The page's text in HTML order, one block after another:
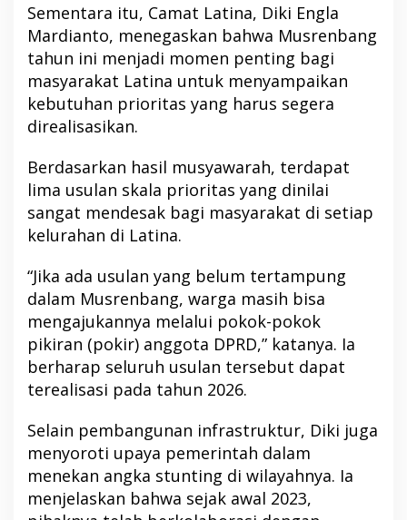
Sementara itu, Camat Latina, Diki Engla
Mardianto, menegaskan bahwa Musrenbang
tahun ini menjadi momen penting bagi
masyarakat Latina untuk menyampaikan
kebutuhan prioritas yang harus segera
direalisasikan.
Berdasarkan hasil musyawarah, terdapat
lima usulan skala prioritas yang dinilai
sangat mendesak bagi masyarakat di setiap
kelurahan di Latina.
“Jika ada usulan yang belum tertampung
dalam Musrenbang, warga masih bisa
mengajukannya melalui pokok-pokok
pikiran (pokir) anggota DPRD,” katanya. Ia
berharap seluruh usulan tersebut dapat
terealisasi pada tahun 2026.
Selain pembangunan infrastruktur, Diki juga
menyoroti upaya pemerintah dalam
menekan angka stunting di wilayahnya. Ia
menjelaskan bahwa sejak awal 2023,